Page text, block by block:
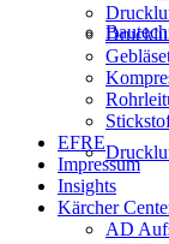
EFRE
Impressum
Insights
Kärcher
AD